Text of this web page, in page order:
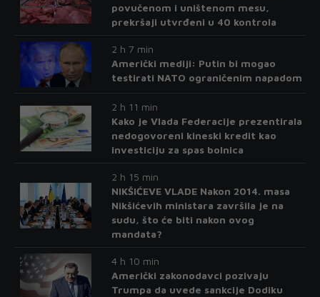
povučenom i uništenom mesu,
prekršaji utvrđeni u 40 kontrola
2 h 7 min
Američki mediji: Putin bi mogao
testirati NATO ograničenim napadom
2 h 11 min
Kako je Vlada Federacije prezentirala
nedogovoreni kineski kredit kao
investiciju za spas bolnica
2 h 15 min
NIKŠIĆEVE VLADE Nakon 2014. masa
Nikšićevih ministara završila je na
sudu, što će biti nakon ovog
mandata?
4 h 10 min
Američki zakonodavci pozivaju
Trumpa da uvede sankcije Dodiku